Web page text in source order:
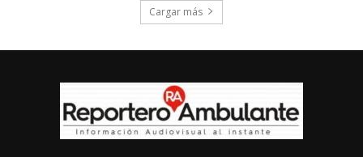
Cargar más